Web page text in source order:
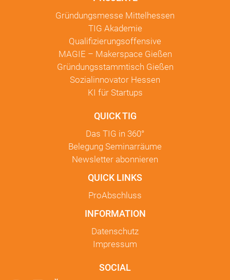
Gründungsmesse Mittelhessen
TIG Akademie
Qualifizierungsoffensive
MAGIE – Makerspace Gießen
Gründungsstammtisch Gießen
Sozialinnovator Hessen
KI für Startups
QUICK TIG
Das TIG in 360°
Belegung Seminarräume
Newsletter abonnieren
QUICK LINKS
ProAbschluss
INFORMATION
Datenschutz
Impressum
SOCIAL